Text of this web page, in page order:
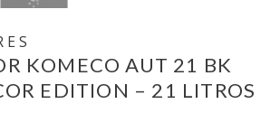
KOMECO AUT 21 BK
EDITION – 21 LITROS